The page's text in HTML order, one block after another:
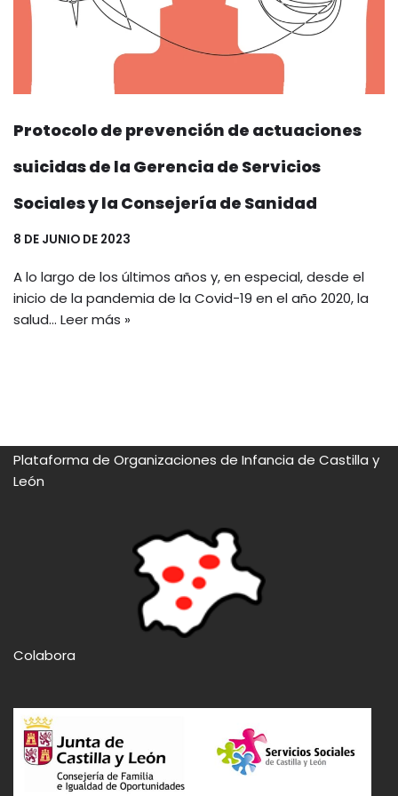
Protocolo de prevención de actuaciones
suicidas de la Gerencia de Servicios
Sociales y la Consejería de Sanidad
8 DE JUNIO DE 2023
A lo largo de los últimos años y, en especial, desde el
inicio de la pandemia de la Covid-19 en el año 2020, la
salud… Leer más »
Plataforma de Organizaciones de Infancia de Castilla y
León
Colabora